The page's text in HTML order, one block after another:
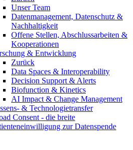
Unser Team
Datenmanagement, Datenschutz &
Nachhaltigkeit
Offene Stellen, Abschlussarbeiten &
Kooperationen
& Entwicklung
Zurück
Data Spaces & Interoperability
Decision Support & Alerts
Biofunction & Kinetics
AI Impact & Change Management
& Technologietransfer
Consent - die breite
zur Datenspende